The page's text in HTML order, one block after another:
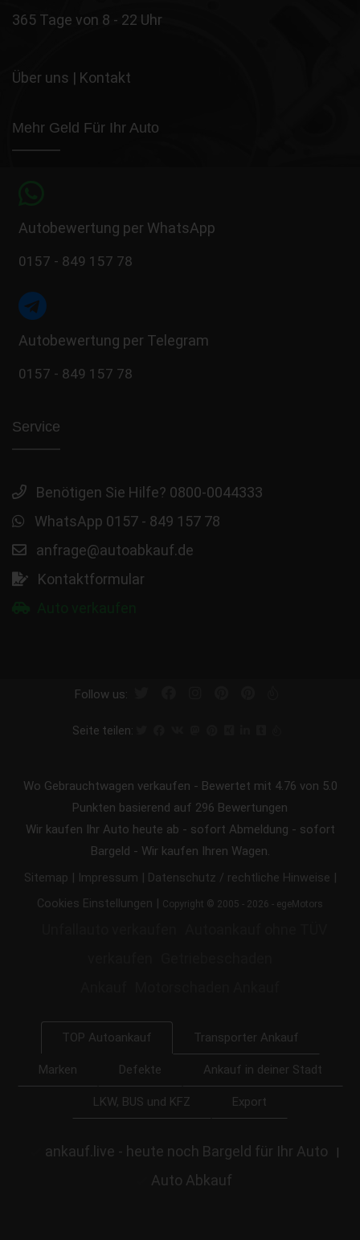
365 Tage von 8 - 22 Uhr
Über uns | Kontakt
Mehr Geld Für Ihr Auto
Autobewertung per WhatsApp
0157 - 849 157 78
Autobewertung per Telegram
0157 - 849 157 78
Service
Benötigen Sie Hilfe? 0800-0044333
WhatsApp 0157 - 849 157 78
anfrage@autoabkauf.de
Kontaktformular
Follow us:
Seite teilen:
Wo Gebrauchtwagen verkaufen - Bewertet mit 4.76 von 5.0
Punkten basierend auf 296 Bewertungen
Wir kaufen Ihr Auto heute ab - sofort Abmeldung - sofort
Bargeld - Wir kaufen Ihren Wagen.
Sitemap | Impressum | Datenschutz / rechtliche Hinweise |
Cookies Einstellungen | Copyright © 2005 - 2026 - egeMotors
TOP Autoankauf Transporter Ankauf
Marken Defekte Ankauf in deiner Stadt
LKW, BUS und KFZ Export
ankauf.live - heute noch Bargeld für Ihr Auto |
Auto Abkauf